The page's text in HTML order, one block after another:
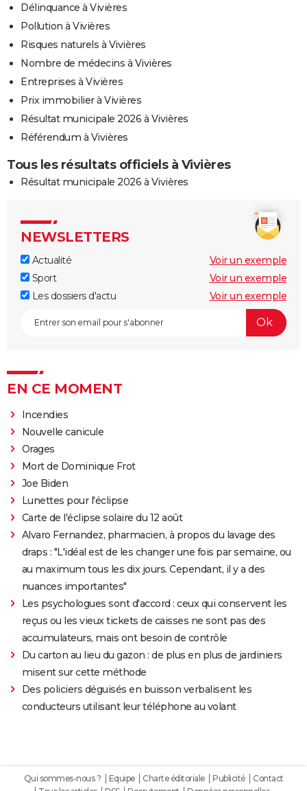
Délinquance à Vivières
Pollution à Vivières
Risques naturels à Vivières
Nombre de médecins à Vivières
Entreprises à Vivières
Prix immobilier à Vivières
Résultat municipale 2026 à Vivières
Référendum à Vivières
Tous les résultats officiels à Vivières
Résultat municipale 2026 à Vivières
NEWSLETTERS
Actualité
Voir un exemple
Sport
Voir un exemple
Les dossiers d'actu
Voir un exemple
EN CE MOMENT
Incendies
Nouvelle canicule
Orages
Mort de Dominique Frot
Joe Biden
Lunettes pour l'éclipse
Carte de l'éclipse solaire du 12 août
Alvaro Fernandez, pharmacien, à propos du lavage des
draps : "L'idéal est de les changer une fois par semaine, ou
au maximum tous les dix jours. Cependant, il y a des
nuances importantes"
Les psychologues sont d'accord : ceux qui conservent les
reçus ou les vieux tickets de caisses ne sont pas des
accumulateurs, mais ont besoin de contrôle
Du carton au lieu du gazon : de plus en plus de jardiniers
misent sur cette méthode
Des policiers déguisés en buisson verbalisent les
conducteurs utilisant leur téléphone au volant
Qui sommes-nous ? Equipe Charte éditoriale Publicité
Contact